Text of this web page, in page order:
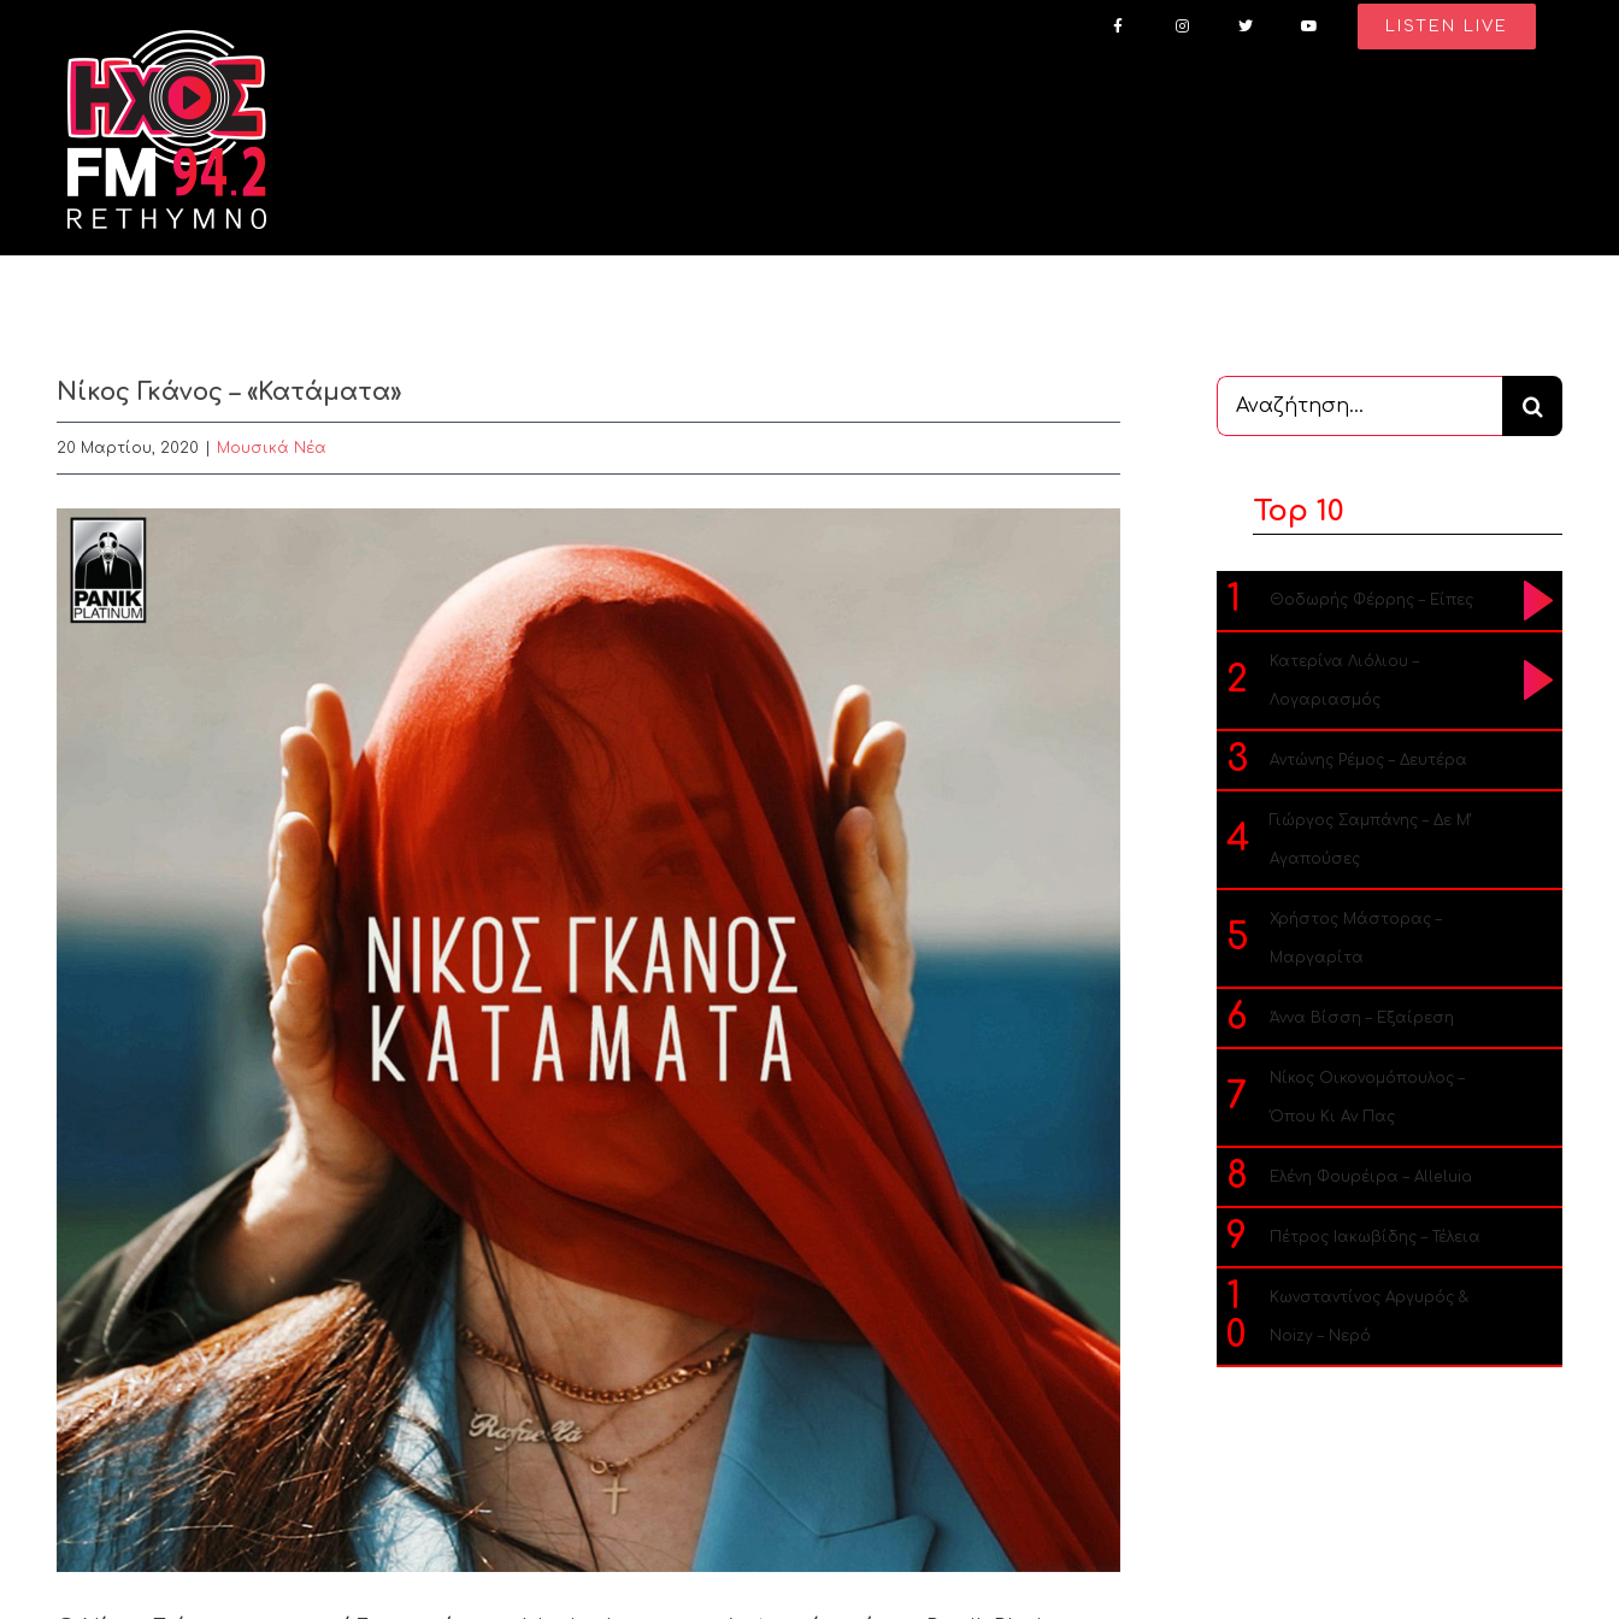
LISTEN LIVE
Νίκος Γκάνος – «Κατάματα»
20 Μαρτίου, 2020 Μουσικά Νέα
View
Larger
Image
Αναζήτηση
...
Top 10
1 Θοδωρής Φέρρης – Είπες
2 Κατερίνα Λιόλιου –
Λογαριασμός
3 Αντώνης Ρέμος – Δευτέρα
4 Γιώργος Σαμπάνης – Δε Μ’
Αγαπούσες
5 Χρήστος Μάστορας –
Μαργαρίτα
6 Άννα Βίσση – Εξαίρεση
7 Νίκος Οικονομόπουλος –
Όπου Κι Αν Πας
8 Ελένη Φουρέιρα – Alleluia
9 Πέτρος Ιακωβίδης – Τέλεια
1
0
Κωνσταντίνος Αργυρός &
Noizy – Νερό